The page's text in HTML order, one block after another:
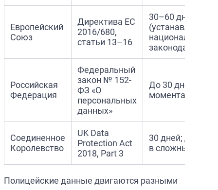
Европейский
Союз
Директива ЕС
2016/680,
статьи 13–16
30–60 дней
национальным
Российская
Федерация
Федеральный
закон № 152-
ФЗ «О
персональных
данных»
До 30 дней с
момента
Соединенное
Королевство
UK Data
Protection Act
2018, Part 3
30 дней; до 90
в сложных
Полицейские данные двигаются разными